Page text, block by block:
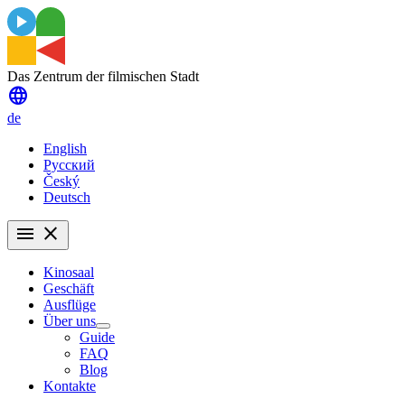
Das Zentrum der filmischen Stadt
language
de
English
Русский
Český
Deutsch
menu close
Kinosaal
Geschäft
Ausflüge
Über uns
Guide
FAQ
Blog
Kontakte